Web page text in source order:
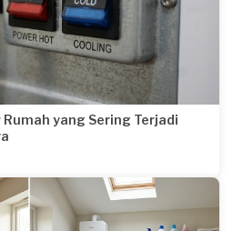
yang Sering Terjadi